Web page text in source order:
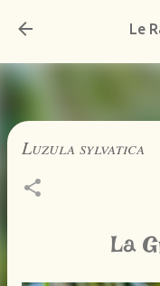
Le
Luzula sylvatica
La